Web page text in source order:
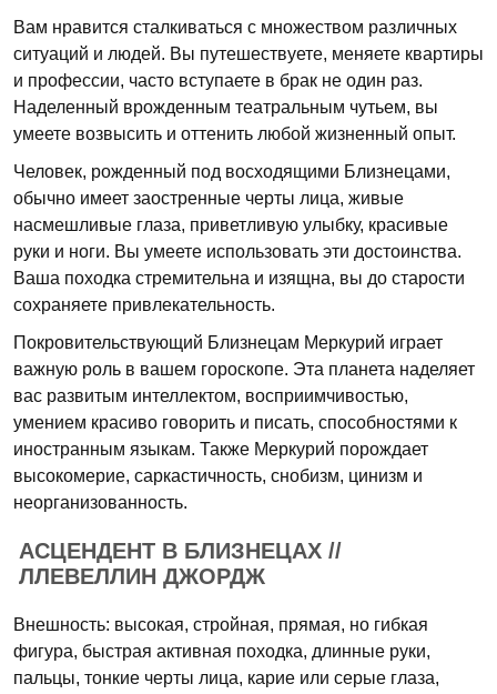
Вам нравится сталкиваться с множеством различных
ситуаций и людей. Вы путешествуете, меняете квартиры
и профессии, часто вступаете в брак не один раз.
Наделенный врожденным театральным чутьем, вы
умеете возвысить и оттенить любой жизненный опыт.
Человек, рожденный под восходящими Близнецами,
обычно имеет заостренные черты лица, живые
насмешливые глаза, приветливую улыбку, красивые
руки и ноги. Вы умеете использовать эти достоинства.
Ваша походка стремительна и изящна, вы до старости
сохраняете привлекательность.
Покровительствующий Близнецам Меркурий играет
важную роль в вашем гороскопе. Эта планета наделяет
вас развитым интеллектом, восприимчивостью,
умением красиво говорить и писать, способностями к
иностранным языкам. Также Меркурий порождает
высокомерие, саркастичность, снобизм, цинизм и
неорганизованность.
АСЦЕНДЕНТ В БЛИЗНЕЦАХ //
ЛЛЕВЕЛЛИН ДЖОРДЖ
Внешность: высокая, стройная, прямая, но гибкая
фигура, быстрая активная походка, длинные руки,
пальцы, тонкие черты лица, карие или серые глаза,